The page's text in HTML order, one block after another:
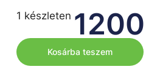
1 készleten
Kosárba teszem